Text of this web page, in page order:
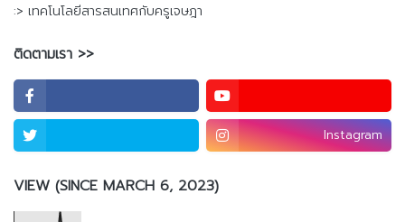
:> เทคโนโลยีสารสนเทศกับครูเจษฎา
ติดตามเรา >>
Instagram
VIEW (SINCE MARCH 6, 2023)